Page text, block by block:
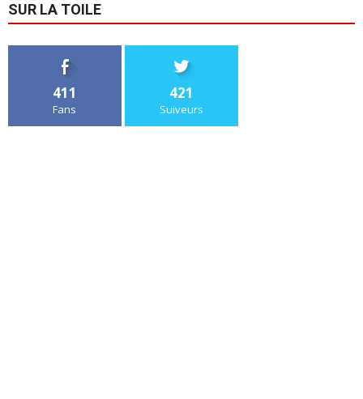
SUR LA TOILE
411
Fans
421
Suiveurs